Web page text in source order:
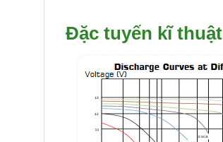
Đặc tuyến kĩ thuật